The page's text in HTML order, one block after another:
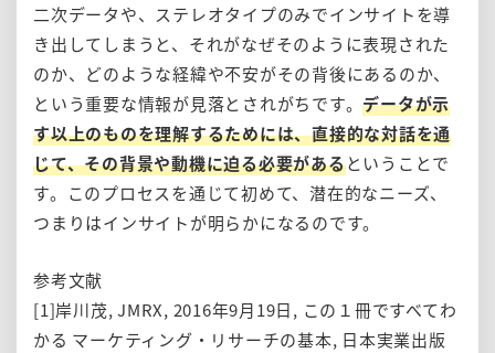
二次データや、ステレオタイプのみでインサイトを導
き出してしまうと、それがなぜそのように表現された
のか、どのような経緯や不安がその背後にあるのか、
という重要な情報が見落とされがちです。データが示
す以上のものを理解するためには、直接的な対話を通
じて、その背景や動機に迫る必要があるということで
す。このプロセスを通じて初めて、潜在的なニーズ、
つまりはインサイトが明らかになるのです。
参考文献
[1]岸川茂, JMRX, 2016年9月19日, この１冊ですべてわ
かる マーケティング・リサーチの基本, 日本実業出版